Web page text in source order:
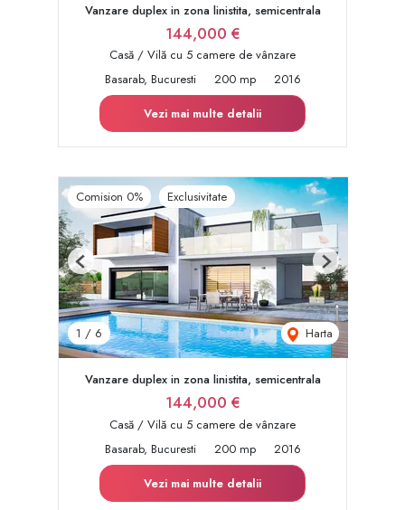
Vanzare duplex in zona linistita, semicentrala
144,000 €
Casă / Vilă cu 5 camere de vânzare
Basarab, Bucuresti
200 mp
2016
Vezi mai multe detalii
Comision 0% Exclusivitate
1 / 6 Harta
Previous Next
Vanzare duplex in zona linistita, semicentrala
144,000 €
Casă / Vilă cu 5 camere de vânzare
Basarab, Bucuresti
200 mp
2016
Vezi mai multe detalii